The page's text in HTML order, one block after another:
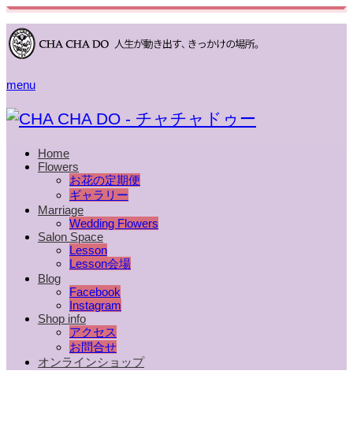
menu
Home
Flowers
お花の定期便
ギャラリー
Marriage
Wedding Flowers
Salon Space
Lesson
Lesson会場
Blog
Facebook
Instagram
Shop info
アクセス
お問合せ
オンラインショップ